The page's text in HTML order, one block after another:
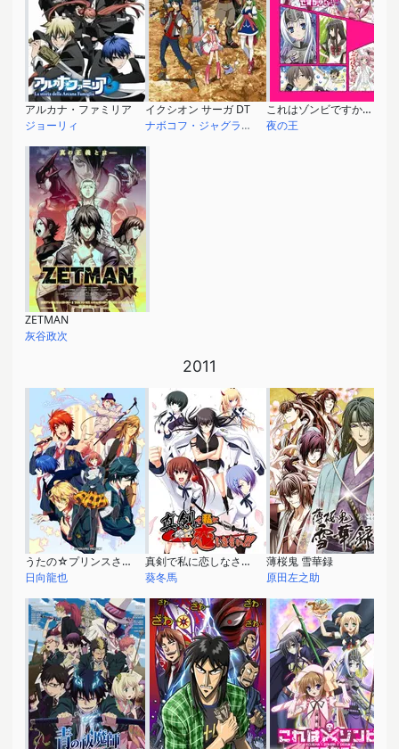
アルカナ・ファミリア
ジョーリィ
イクシオン サーガ DT
ナボコフ・ジャグラバーク
これはゾンビですか？ OF THE DEAD
夜の王
ZETMAN
灰谷政次
2011
うたの☆プリンスさまっ♪ マジLOVE1000％
日向龍也
真剣で私に恋しなさい！！
葵冬馬
薄桜鬼 雪華録
原田左之助